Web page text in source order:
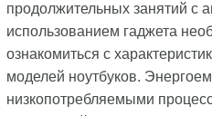
продолжительных занятий с
использованием гаджета
ознакомиться с
моделей ноутбуков.
низкопотребляемыми